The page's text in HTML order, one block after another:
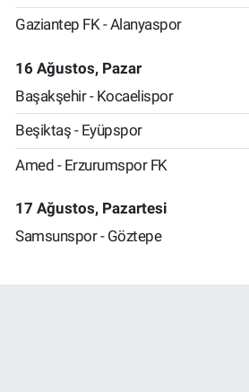
Gaziantep FK - Alanyaspor
16 Ağustos, Pazar
Başakşehir - Kocaelispor
Beşiktaş - Eyüpspor
Amed - Erzurumspor FK
17 Ağustos, Pazartesi
Samsunspor - Göztepe